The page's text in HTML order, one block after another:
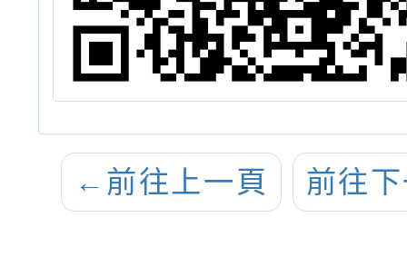
← 前往上一頁 前往